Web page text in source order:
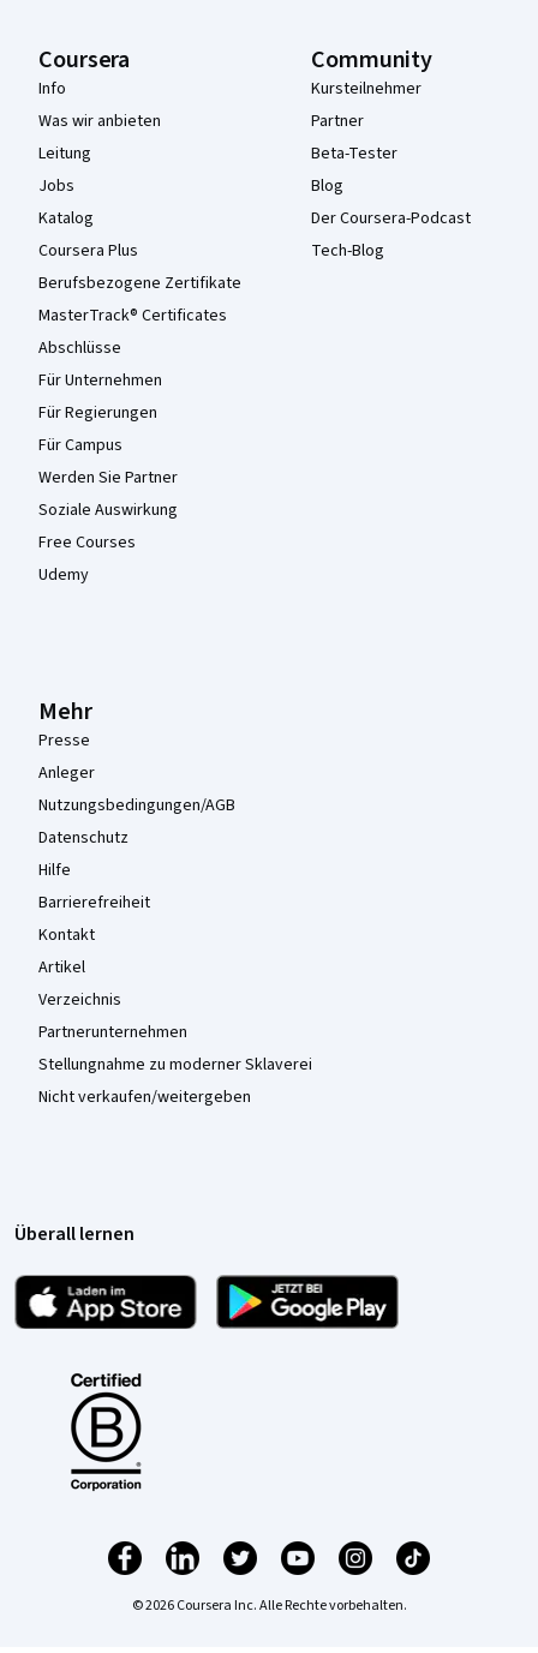
Coursera
Info
Was wir anbieten
Leitung
Jobs
Katalog
Coursera Plus
Berufsbezogene Zertifikate
MasterTrack® Certificates
Abschlüsse
Für Unternehmen
Für Regierungen
Für Campus
Werden Sie Partner
Soziale Auswirkung
Free Courses
Udemy
Community
Kursteilnehmer
Partner
Beta-Tester
Blog
Der Coursera-Podcast
Tech-Blog
Mehr
Presse
Anleger
Nutzungsbedingungen/AGB
Datenschutz
Hilfe
Barrierefreiheit
Kontakt
Artikel
Verzeichnis
Partnerunternehmen
Stellungnahme zu moderner Sklaverei
Nicht verkaufen/weitergeben
Überall lernen
© 2026 Coursera Inc. Alle Rechte vorbehalten.